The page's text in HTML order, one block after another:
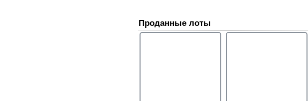
Проданные лоты